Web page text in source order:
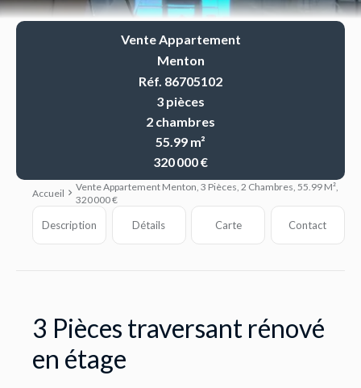
Vente Appartement
Menton
Réf. 86705102
3 pièces
2 chambres
55.99 m²
320 000 €
Accueil
Vente Appartement Menton, 3 Pièces, 2 Chambres, 55.99 M²,
320 000 €
Description Détails Carte Contact
3 Pièces traversant rénové
en étage